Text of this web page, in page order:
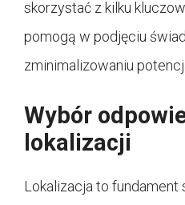
skorzystać z kilku
pomogą w podjęciu
zminimalizowaniu
Wybór
lokalizacji
Lokalizacja to